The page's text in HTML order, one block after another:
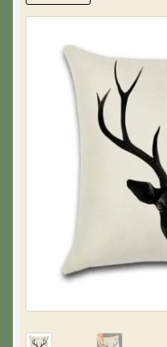
A propos de moi
Mon compte
Blog & Hygge